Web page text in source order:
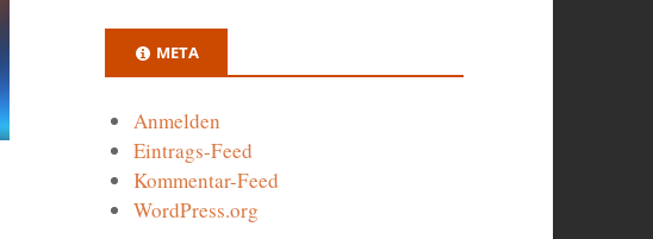
META
Anmelden
Eintrags-Feed
Kommentar-Feed
WordPress.org